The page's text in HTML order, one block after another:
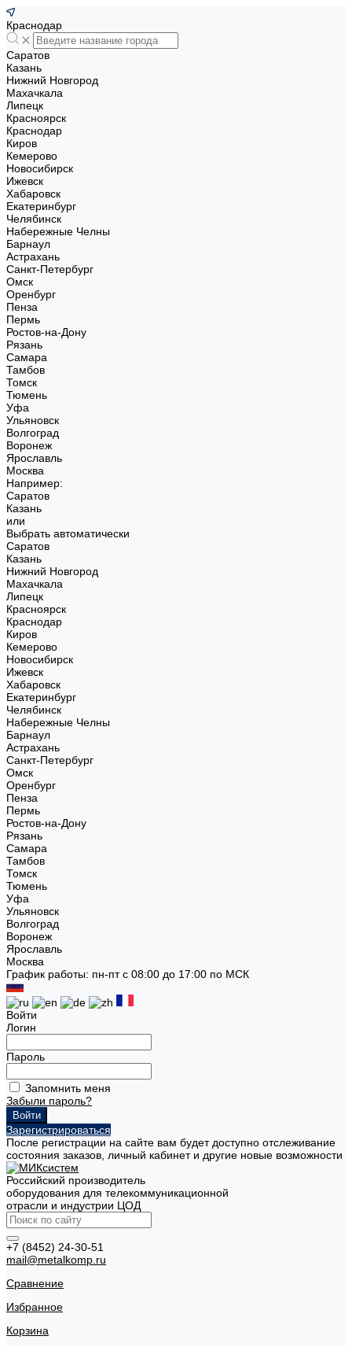
Краснодар
Саратов
Казань
Нижний Новгород
Махачкала
Липецк
Красноярск
Краснодар
Киров
Кемерово
Новосибирск
Ижевск
Хабаровск
Екатеринбург
Челябинск
Набережные Челны
Барнаул
Астрахань
Санкт-Петербург
Омск
Оренбург
Пенза
Пермь
Ростов-на-Дону
Рязань
Самара
Тамбов
Томск
Тюмень
Уфа
Ульяновск
Волгоград
Воронеж
Ярославль
Москва
Например:
Саратов
Казань
или
Выбрать автоматически
Саратов
Казань
Нижний Новгород
Махачкала
Липецк
Красноярск
Краснодар
Киров
Кемерово
Новосибирск
Ижевск
Хабаровск
Екатеринбург
Челябинск
Набережные Челны
Барнаул
Астрахань
Санкт-Петербург
Омск
Оренбург
Пенза
Пермь
Ростов-на-Дону
Рязань
Самара
Тамбов
Томск
Тюмень
Уфа
Ульяновск
Волгоград
Воронеж
Ярославль
Москва
График работы: пн-пт с 08:00 до 17:00 по МСК
Войти
Логин
Пароль
Запомнить меня
Забыли пароль?
Зарегистрироваться
После регистрации на сайте вам будет доступно отслеживание
состояния заказов, личный кабинет и другие новые возможности
Российский производитель
оборудования для телекоммуникационной
отрасли и индустрии ЦОД
+7 (8452) 24-30-51
mail@metalkomp.ru
Сравнение
Избранное
Корзина